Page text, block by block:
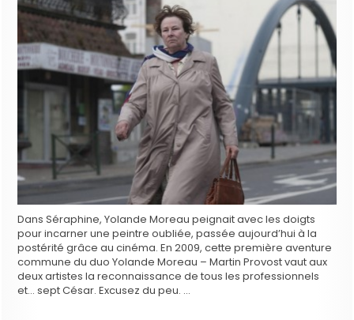
Dans Séraphine, Yolande Moreau peignait avec les doigts
pour incarner une peintre oubliée, passée aujourd’hui à la
postérité grâce au cinéma. En 2009, cette première aventure
commune du duo Yolande Moreau – Martin Provost vaut aux
deux artistes la reconnaissance de tous les professionnels
et… sept César. Excusez du peu. …